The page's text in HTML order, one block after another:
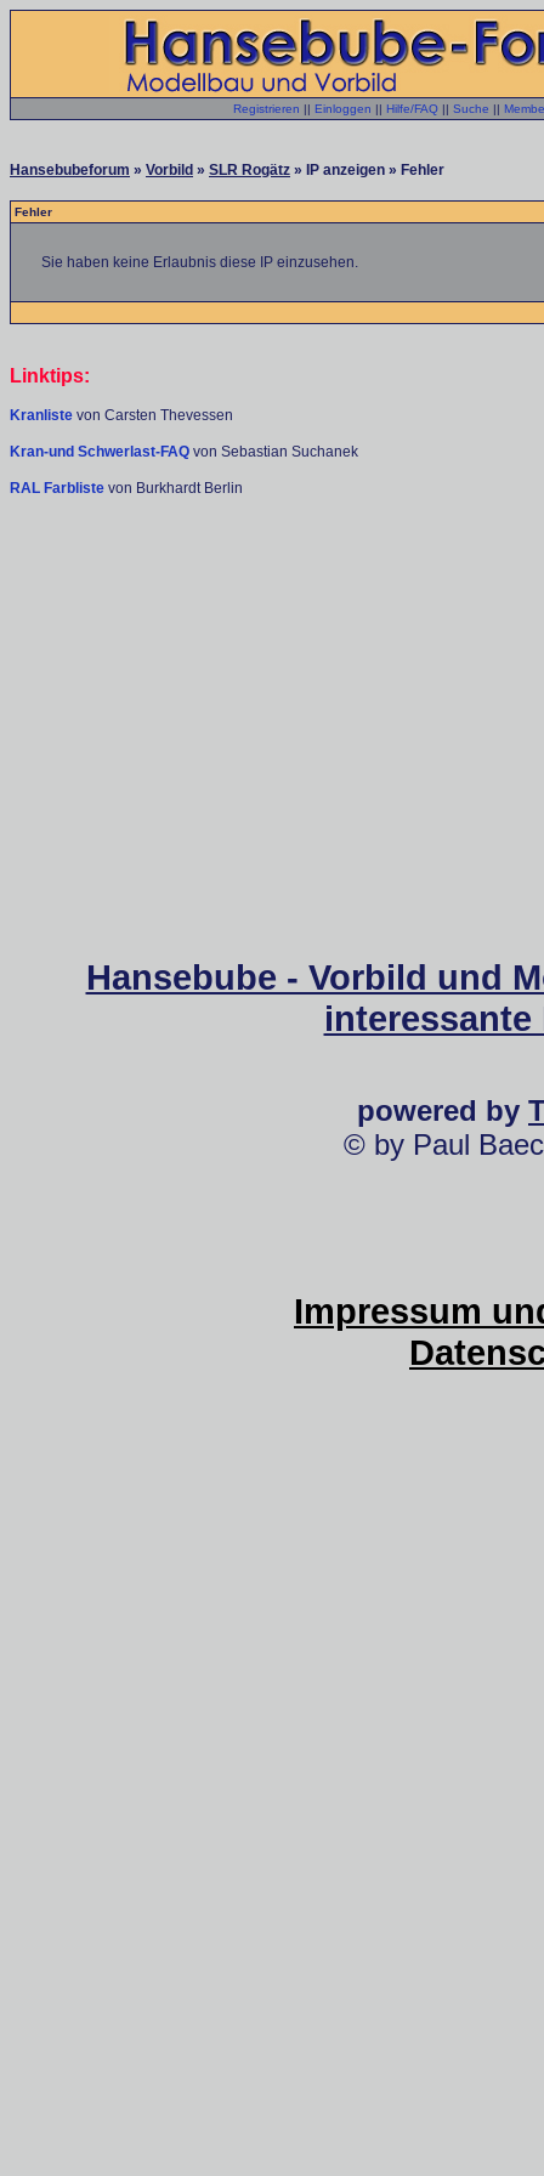
Registrieren || Einloggen || Hilfe/FAQ || Suche ||
Hansebubeforum » Vorbild » SLR Rogätz » IP anzeigen » Fehler
Fehler
Sie haben keine Erlaubnis diese IP einzusehen.
Linktips:
Kranliste von Carsten Thevessen
Kran-und Schwerlast-FAQ von Sebastian Suchanek
RAL Farbliste von Burkhardt Berlin
Hansebube - Vorbild und
powered by
© by Paul
Impressum